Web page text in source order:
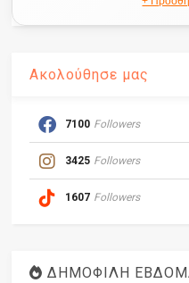
Ακολούθησε μας
7100 Followers
3425 Followers
1607 Followers
ΔΗΜΟΦΙΛΗ